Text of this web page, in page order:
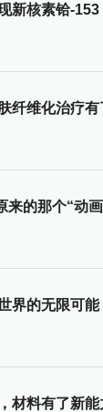
新核素铪-153
纤维化治疗有
来的那个“动
界的无限可能
材料有了新能